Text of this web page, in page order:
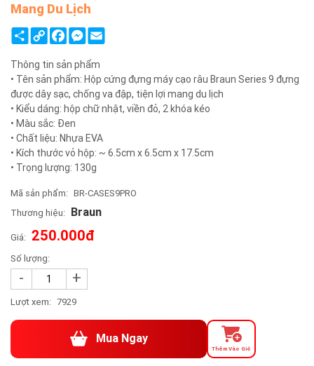
Mang Du Lịch
ShareCopy
Link
FacebookMessenger
Email
Thông tin sản phẩm
• Tên sản phẩm: Hộp cứng đựng máy cạo râu Braun Series 9 đựng
được dây sạc, chống va đập, tiện lợi mang du lịch
• Kiểu dáng: hộp chữ nhật, viền đỏ, 2 khóa kéo
• Màu sắc: Đen
• Chất liệu: Nhựa EVA
• Kích thước vỏ hộp: ~ 6.5cm x 6.5cm x 17.5cm
• Trọng lượng: 130g
Mã sản phẩm: BR-CASES9PRO
Thương hiệu: Braun
Giá: 250.000đ
Số lượng:
- +
Lượt xem: 7929
Mua Ngay
Thêm Vào Giỏ